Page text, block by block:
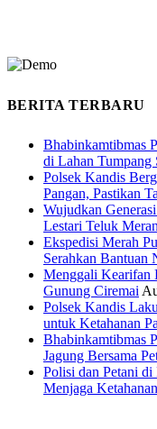
BERITA TERBARU
Bhabinkamtibmas
di Lahan Tumpang
Polsek Kandis
Pangan, Pastikan
Wujudkan
Lestari Teluk
Ekspedisi Merah
Serahkan Bantuan
Menggali Kearifan
Gunung Ciremai
Polsek Kandis
untuk Ketahanan
Bhabinkamtibmas
Jagung Bersama
Polisi dan Petani
Menjaga